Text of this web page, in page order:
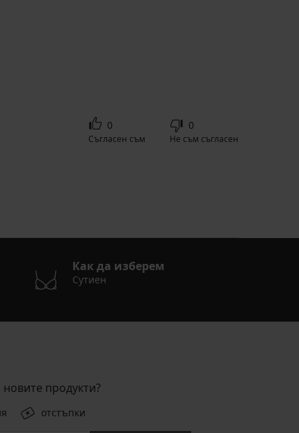
0
Съгласен съм
0
Не съм съгласен
Как да изберем
Сутиен
продукти?
отстъпки